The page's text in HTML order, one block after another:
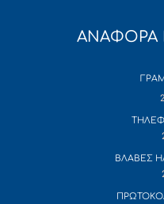
ΑΝΑΦΟΡΑ
ΒΛΑΒΕΣ